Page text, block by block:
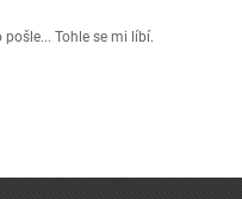
Tohle se mi líbí.